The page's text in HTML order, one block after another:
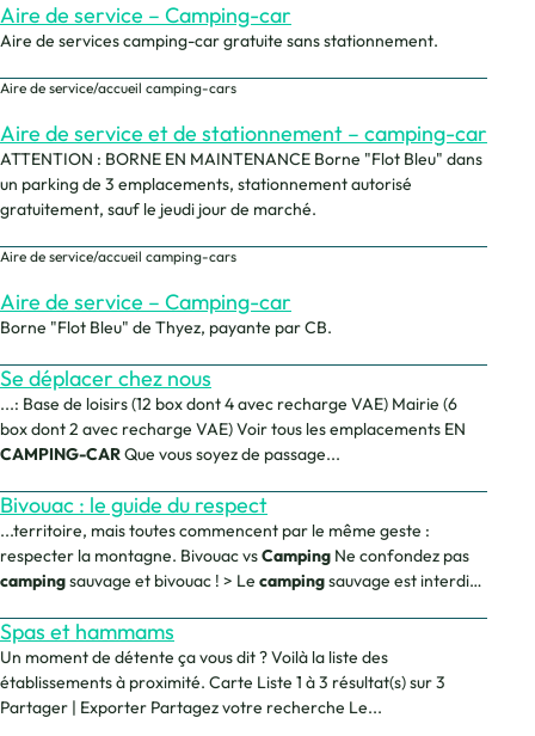
Aire de service – Camping-car
Aire de services camping-car gratuite sans stationnement.
Aire de service et de stationnement – camping-car
Aire de service/accueil camping-cars
ATTENTION : BORNE EN MAINTENANCE Borne "Flot Bleu" dans
un parking de 3 emplacements, stationnement autorisé
gratuitement, sauf le jeudi jour de marché.
Aire de service – Camping-car
Aire de service/accueil camping-cars
Borne "Flot Bleu" de Thyez, payante par CB.
Se déplacer chez nous
...: Base de loisirs (12 box dont 4 avec recharge VAE) Mairie (6
box dont 2 avec recharge VAE) Voir tous les emplacements EN
CAMPING-CARQue vous soyez de passage...
Bivouac : le guide du respect
...territoire, mais toutes commencent par le même geste :
respecter la montagne. Bivouac vsCamping Ne confondez pas
campingsauvage et bivouac ! > Le campingsauvage est interdit
Spas et hammams
Un moment de détente ça vous dit ? Voilà la liste des
établissements à proximité. Carte Liste 1 à 3 résultat(s) sur 3
Partager | Exporter Partagez votre recherche Le...